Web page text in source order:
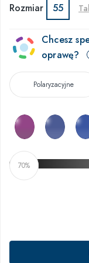
Rozmiar 55
Chcesz
oprawę?
Polaryzacyjne
70%